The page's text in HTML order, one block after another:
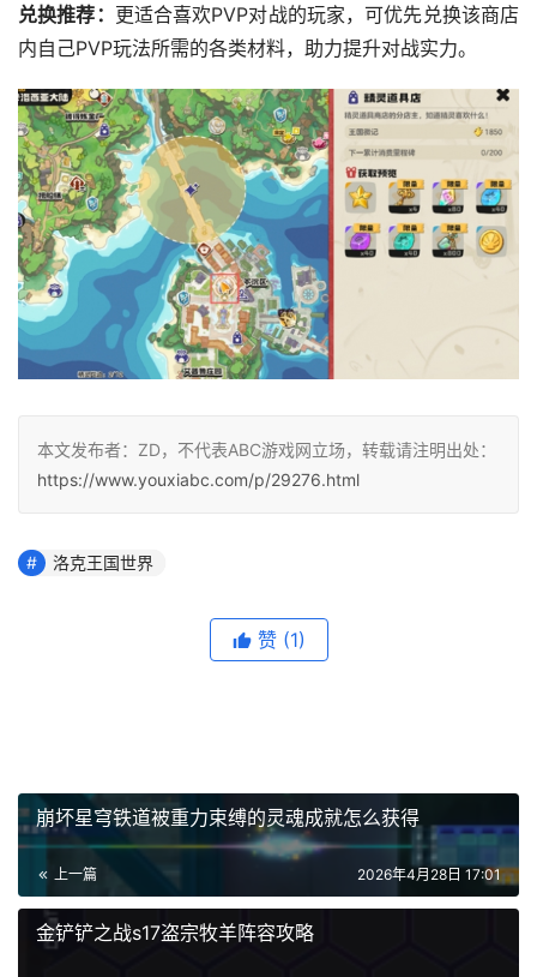
兑换推荐： 更适合喜欢PVP对战的玩家，可优先兑换该商店
内自己PVP玩法所需的各类材料，助力提升对战实力。
本文发布者：ZD，不代表ABC游戏网立场，转载请注明出处：
https://www.youxiabc.com/p/29276.html
洛克王国世界
赞 (1)
崩坏星穹铁道被重力束缚的灵魂成就怎么获得
上一篇 2026年4月28日 17:01
金铲铲之战s17盗宗牧羊阵容攻略